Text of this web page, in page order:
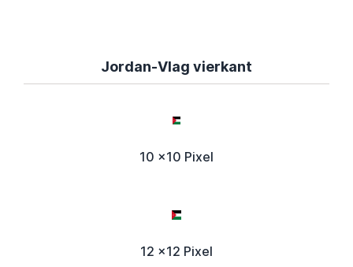
Jordan-Vlag vierkant
10 x10 Pixel
12 x12 Pixel